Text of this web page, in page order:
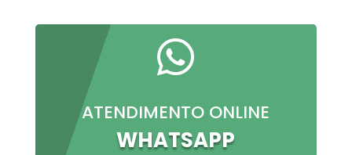

ATENDIMENTO ONLINE
WHATSAPP